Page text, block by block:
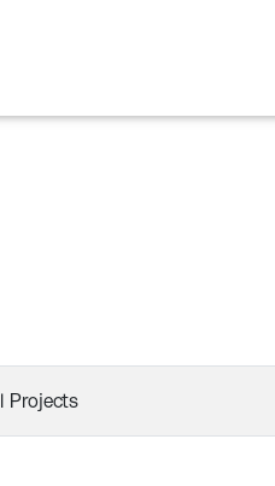
Projects